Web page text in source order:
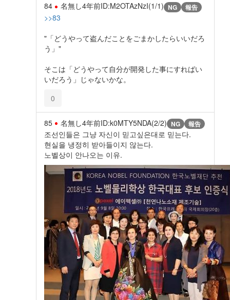
84 名無し4年前ID:M2OTAzNzI(1/1) NG 報告
>>83
"「どうやって盗んだことをごまかしたらいいだろ
う」"
そこは「どうやって自分が開発した事にすればい
いだろう」じゃないかな。
0
85 名無し4年前ID:k0MTY5NDA(2/2) NG 報告
조선인들은 그냥 자신이 믿고싶은대로 믿는다.
현실을 냉정히 받아들이지 않는다.
노벨상이 안나오는 이유.